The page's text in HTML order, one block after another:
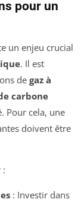
pour un
un enjeu crucial
. Il est
de gaz à
carbone
Pour cela, une
doivent être
:
: Investir dans